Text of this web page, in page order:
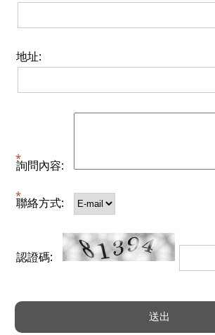
地址:
詢問內容:
聯絡方式:
認證碼: